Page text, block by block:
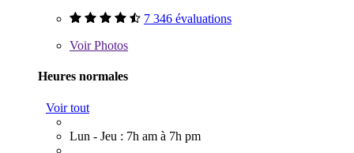
7 346 évaluations
VoirPhotos
Heures normales
Voir tout
Lun - Jeu : 7h am à 7h pm